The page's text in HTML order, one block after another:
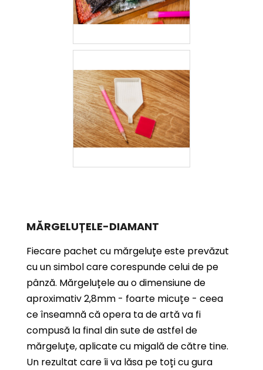
MĂRGELUȚELE-DIAMANT
Fiecare pachet cu mărgeluțe este prevăzut
cu un simbol care corespunde celui de pe
pânză. Mărgeluțele au o dimensiune de
aproximativ 2,8mm - foarte micuțe - ceea
ce înseamnă că opera ta de artă va fi
compusă la final din sute de astfel de
mărgeluțe, aplicate cu migală de către tine.
Un rezultat care îi va lăsa pe toți cu gura